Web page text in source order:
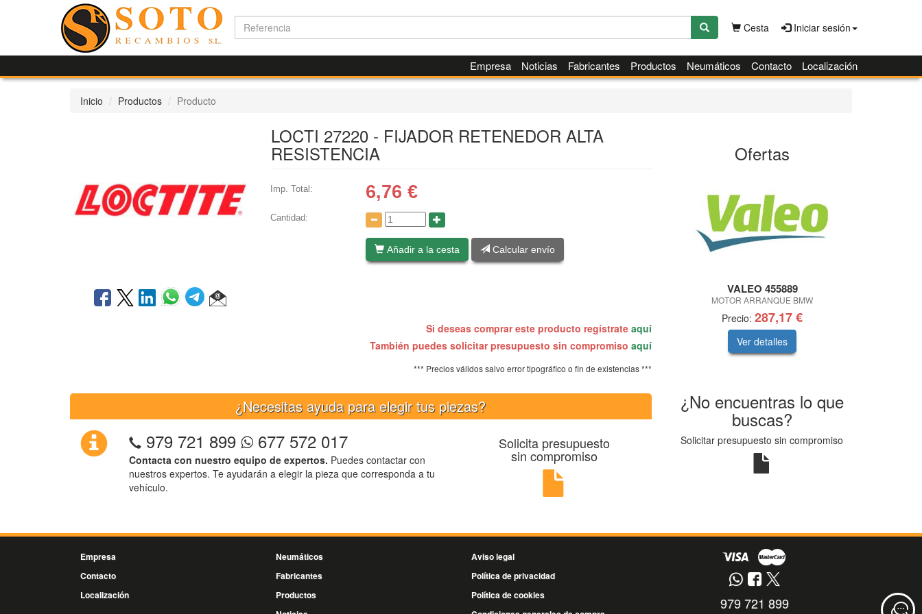
Cesta Iniciar sesión
Empresa Noticias Fabricantes Productos Neumáticos Contacto Localización
Inicio Productos Producto
LOCTI 27220 - FIJADOR RETENEDOR ALTA
RESISTENCIA
Imp. Total: 6,76 €
Cantidad:
Añadir a la cesta Calcular envío
Si deseas comprar este producto regístrate aquí
También puedes solicitar presupuesto sin compromiso aquí
*** Precios válidos salvo error tipográfico o fin de existencias ***
¿Necesitas ayuda para elegir tus piezas?
979 721 899 677 572 017
Contacta con nuestro equipo de expertos. Puedes contactar con
nuestros expertos. Te ayudarán a elegir la pieza que corresponda a tu
vehículo.
Solicita presupuesto
sin compromiso
Ofertas
VALEO 455889
MOTOR ARRANQUE BMW
Precio: 287,17 €
Ver detalles
¿No encuentras lo que
buscas?
Solicitar presupuesto sin compromiso
Empresa
Contacto
Localización
Neumáticos
Fabricantes
Productos
Aviso legal
Política de privacidad
Política de cookies
979 721 899